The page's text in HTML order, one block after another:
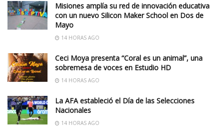
Misiones amplía su red de innovación educativa
con un nuevo Silicon Maker School en Dos de
Mayo
14 HORAS AGO
Ceci Moya presenta “Coral es un animal”, una
sobremesa de voces en Estudio HD
14 HORAS AGO
La AFA estableció el Día de las Selecciones
Nacionales
14 HORAS AGO